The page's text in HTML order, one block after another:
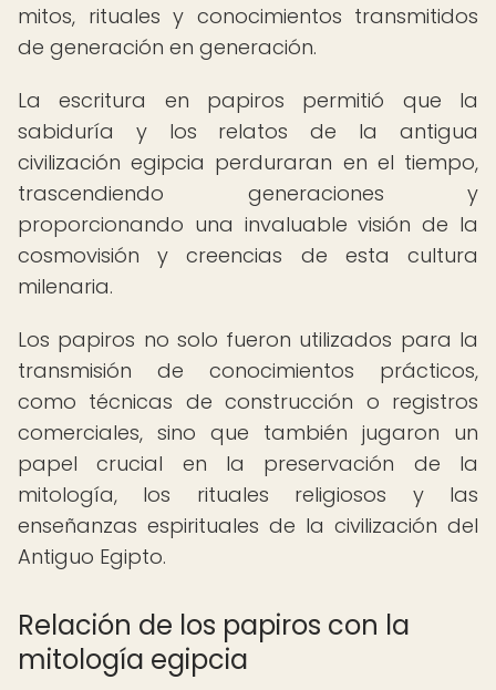
mitos, rituales y conocimientos transmitidos
de generación en generación.
La escritura en papiros permitió que la
sabiduría y los relatos de la antigua
civilización egipcia perduraran en el tiempo,
trascendiendo generaciones y
proporcionando una invaluable visión de la
cosmovisión y creencias de esta cultura
milenaria.
Los papiros no solo fueron utilizados para la
transmisión de conocimientos prácticos,
como técnicas de construcción o registros
comerciales, sino que también jugaron un
papel crucial en la preservación de la
mitología, los rituales religiosos y las
enseñanzas espirituales de la civilización del
Antiguo Egipto.
Relación de los papiros con la
mitología egipcia